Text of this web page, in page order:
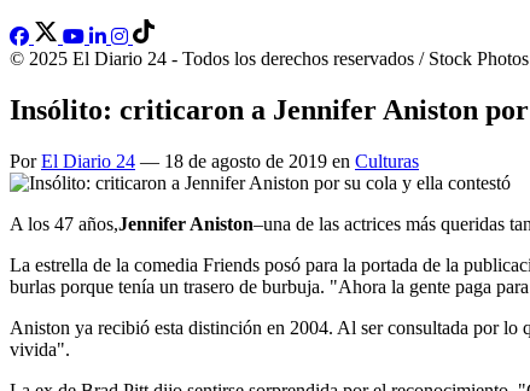
© 2025 El Diario 24 - Todos los derechos reservados / Stock
Insólito: criticaron a Jennifer Aniston por
PorEl Diario 24 — 18 de agosto de 2019 en Culturas
A los 47 años,Jennifer Aniston–una de las actrices más queridas
La estrella de la comedia Friends posó para la portada de la
burlas porque tenía un trasero de burbuja. "Ahora la gente paga
Aniston ya recibió esta distinción en 2004. Al ser consultada por
vivida".